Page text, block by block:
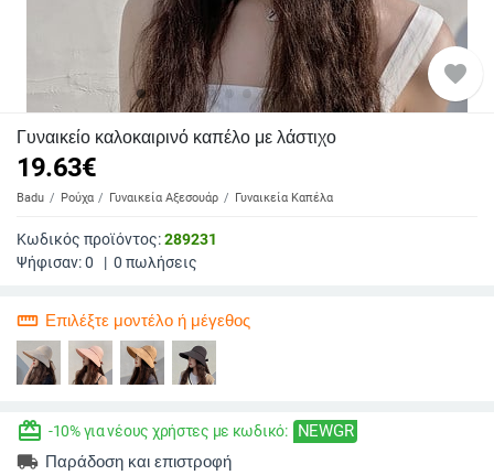
favorite
Γυναικείο καλοκαιρινό καπέλο με λάστιχο
19.63€
Badu Ρούχα Γυναικεία Αξεσουάρ Γυναικεία Καπέλα
Κωδικός προϊόντος:289231
Ψήφισαν:0 | 0 πωλήσεις
straighten Επιλέξτε μοντέλο ή μέγεθος
redeem -10% για νέους χρήστες με κωδικό: NEWGR
local_shipping Παράδοση και επιστροφή